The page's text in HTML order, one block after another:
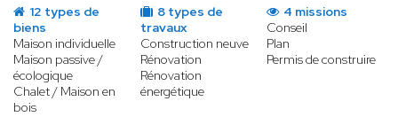
12 types de
biens
Maison individuelle
Maison passive /
écologique
Chalet / Maison en
bois
8 types de
travaux
Construction neuve
Rénovation
Rénovation
énergétique
4 missions
Conseil
Plan
Permis de construire